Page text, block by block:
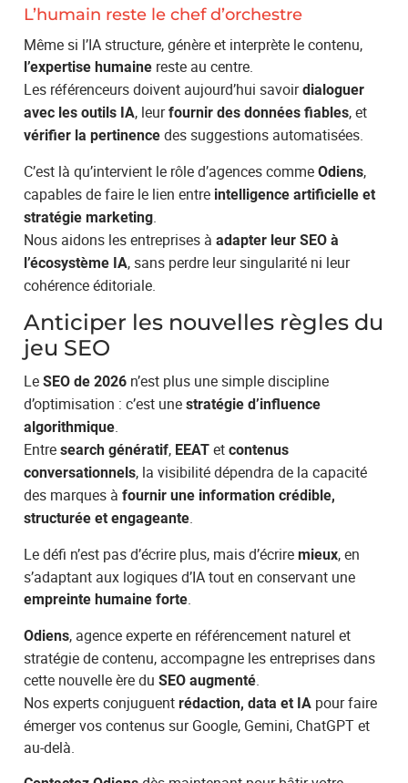
L’humain reste le chef d’orchestre
Même si l’IA structure, génère et interprète le contenu,
l’expertise humaine reste au centre.
Les référenceurs doivent aujourd’hui savoirdialoguer
avec les outils IA, leurfournir des données fiables, et
vérifier la pertinence des suggestions automatisées.
C’est là qu’intervient le rôle d’agences commeOdiens,
capables de faire le lien entre intelligence artificielle et
stratégie marketing.
Nous aidons les entreprises àadapter leur SEO à
l’écosystème IA, sans perdre leur singularité ni leur
cohérence éditoriale.
Anticiper les nouvelles règles du
jeu SEO
LeSEO de 2026 n’est plus une simple discipline
d’optimisation : c’est unestratégie d’influence
algorithmique.
Entresearch génératif, EEAT etcontenus
conversationnels, la visibilité dépendra de la capacité
des marques àfournir une information crédible,
structurée et engageante.
Le défi n’est pas d’écrire plus, mais d’écriremieux, en
s’adaptant aux logiques d’IA tout en conservant une
empreinte humaine forte.
Odiens, agence experte en référencement naturel et
stratégie de contenu, accompagne les entreprises dans
cette nouvelle ère duSEO augmenté.
Nos experts conjuguentrédaction, data et IA pour faire
émerger vos contenus sur Google, Gemini, ChatGPT et
au-delà.